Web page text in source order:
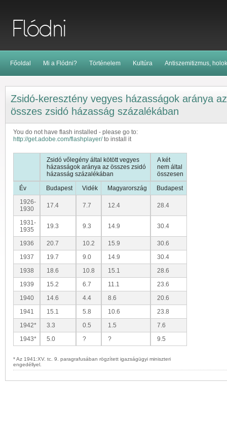
Főoldal Mi a Flódni? Történelem Kultúra Antiszemitizmus,
Zsidó-keresztény vegyes házasságok aránya az
összes zsidó házasság százalékában
You do not have flash installed - please go to:
http://get.adobe.com/flashplayer/to install it
Zsidó vőlegény által kötött vegyes
házasságok aránya az összes zsidó
házasság százalékában
A két
nem által
összesen
Év
Budapest Vidék Magyarország
Budapest
1926-
1930
17.4 7.7 12.4 28.4
1931-
1935
19.3 9.3 14.9 30.4
1936 20.7 10.2 15.9
30.6
1937
19.7 9.0 14.9
30.4
1938
18.6 10.8 15.1
28.6
1939
15.2 6.7 11.1
23.6
1940
14.6 4.4 8.6
20.6
1941
15.1 5.8 10.6
23.8
1942*
3.3 0.5 1.5
7.6
1943*
5.0 ? ? 9.5
* Az 1941:XV. tc. 9. paragrafusában rögzített igazságügyi miniszteri
engedéllyel.